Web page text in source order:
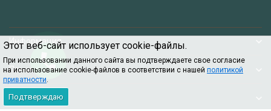
Этот веб-сайт использует cookie-файлы.
При использовании данного сайта вы подтверждаете свое согласие
на использование cookie-файлов в соответствии с нашей политикой
приватности.
Подтверждаю
Информация
Помощь
Информация